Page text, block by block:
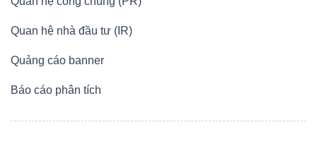
Quan hệ nhà đầu tư (IR)
Quảng cáo banner
Báo cáo phân tích